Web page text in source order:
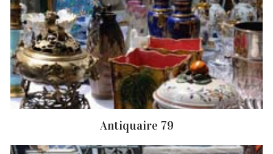
Antiquaire 79
Autres services
Débarras d'appartement Beceleuf
Débarras de grenier et cave Beceleuf
Antiquaire Beceleuf
Brocanteur Beceleuf
Rachat instrument de musique Beceleuf